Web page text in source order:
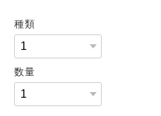
種類
数量